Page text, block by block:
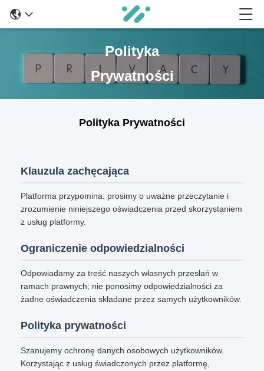
Polityka
Prywatności
Polityka Prywatności
Klauzula zachęcająca
Platforma przypomina: prosimy o uważne przeczytanie i
zrozumienie niniejszego oświadczenia przed skorzystaniem
z usług platformy.
Ograniczenie odpowiedzialności
Odpowiadamy za treść naszych własnych przesłań w
ramach prawnych; nie ponosimy odpowiedzialności za
żadne oświadczenia składane przez samych użytkowników.
Polityka prywatności
Szanujemy ochronę danych osobowych użytkowników.
Korzystając z usług świadczonych przez platformę,